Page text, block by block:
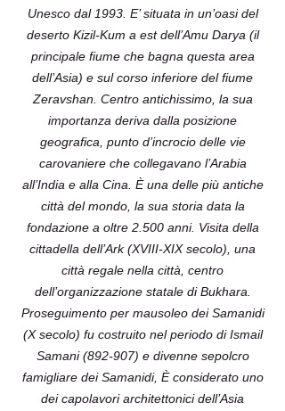
Unesco dal 1993. E’ situata in un’oasi del
deserto Kizil-Kum a est dell’Amu Darya (il
principale fiume che bagna questa area
dell’Asia) e sul corso inferiore del fiume
Zeravshan. Centro antichissimo, la sua
importanza deriva dalla posizione
geografica, punto d’incrocio delle vie
carovaniere che collegavano l’Arabia
all’India e alla Cina. È una delle più antiche
città del mondo, la sua storia data la
fondazione a oltre 2.500 anni. Visita della
cittadella dell’Ark (XVIII-XIX secolo), una
città regale nella città, centro
dell’organizzazione statale di Bukhara.
Proseguimento per mausoleo dei Samanidi
(X secolo) fu costruito nel periodo di Ismail
Samani (892-907) e divenne sepolcro
famigliare dei Samanidi, È considerato uno
dei capolavori architettonici dell’Asia